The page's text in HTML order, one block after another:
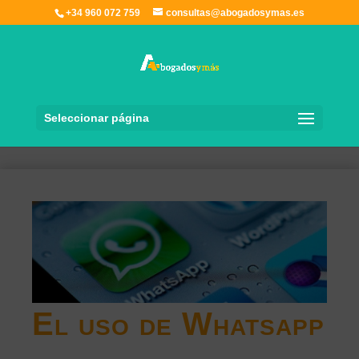
+34 960 072 759 consultas@abogadosymas.es
Seleccionar página
El uso de Whatsapp